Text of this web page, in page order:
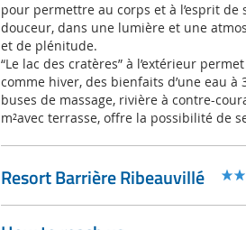
pour permettre au corps et à l’esprit de
douceur, dans une lumière et une
et de plénitude.
“Le lac des cratères” à l’extérieur
comme hiver, des bienfaits d’une eau à
buses de massage, rivière à contre-
m²avec terrasse, offre la possibilité de
Resort Barrière Ribeauvillé